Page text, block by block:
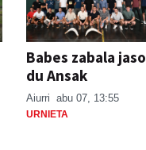
Babes zabala jaso
du Ansak
Aiurri abu 07, 13:55
URNIETA